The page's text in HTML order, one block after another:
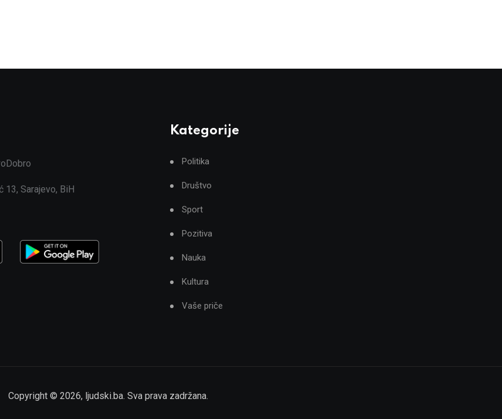
13, Sarajevo, BiH
Kategorije
Politika
Društvo
Sport
Pozitiva
Nauka
Kultura
Vaše priče
Copyright © 2026, ljudski.ba. Sva prava zadržana.